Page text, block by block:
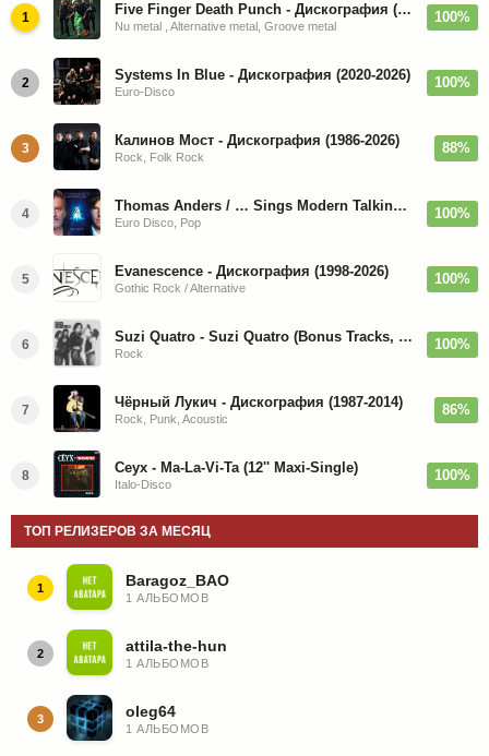
1 Five Finger Death Punch - Дискография (2008-2026)
Nu metal , Alternative metal, Groove metal
100%
2 Systems In Blue - Дискография (2020-2026)
Euro-Disco
100%
3 Калинов Мост - Дискография (1986-2026)
Rock, Folk Rock
88%
4 Thomas Anders / … Sings Modern Talking: The Best hi-res
Euro Disco, Pop
100%
5 Evanescence - Дискография (1998-2026)
Gothic Rock / Alternative
100%
6 Suzi Quatro - Suzi Quatro (Bonus Tracks, Remaster) 1973/2022
Rock
100%
7 Чёрный Лукич - Дискография (1987-2014)
Rock, Punk, Acoustic
86%
8 Ceyx - Ma-La-Vi-Ta (12'' Maxi-Single)
Italo-Disco
100%
ТОП РЕЛИЗЕРОВ ЗА МЕСЯЦ
1 Baragoz_BAO
1 АЛЬБОМОВ
2 attila-the-hun
1 АЛЬБОМОВ
3 oleg64
1 АЛЬБОМОВ